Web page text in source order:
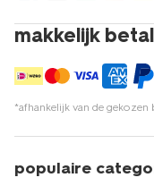
makkelijk
*afhankelijk van de
populaire